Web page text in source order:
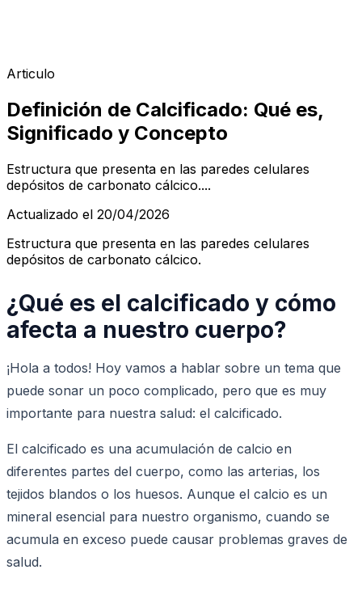
Articulo
Definición de Calcificado: Qué es,
Significado y Concepto
Estructura que presenta en las paredes celulares
depósitos de carbonato cálcico....
Actualizado el 20/04/2026
Estructura que presenta en las paredes celulares
depósitos de carbonato cálcico.
¿Qué es el calcificado y cómo
afecta a nuestro cuerpo?
¡Hola a todos! Hoy vamos a hablar sobre un tema que
puede sonar un poco complicado, pero que es muy
importante para nuestra salud: el calcificado.
El calcificado es una acumulación de calcio en
diferentes partes del cuerpo, como las arterias, los
tejidos blandos o los huesos. Aunque el calcio es un
mineral esencial para nuestro organismo, cuando se
acumula en exceso puede causar problemas graves de
salud.